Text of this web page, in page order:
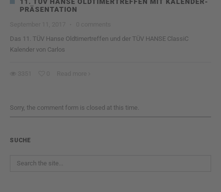
PRÄSENTATION
Das 11. TÜV Hanse Oldtimertreffen und der TÜV HANSE ClassiC
Kalender von Carlos
Sorry, the comment form is closed at this time.
SUCHE